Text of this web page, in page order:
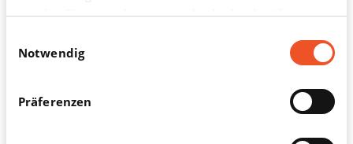
werden Sie normalerweise nicht direkt identifiziert.
Erlebnis geboten werden. Da wir Ihr Recht auf
entscheiden, bestimmte Arten von Cookies nicht
zulassen. Klicken Sie in der Cookie-Liste auf die
Notwendig
Präferenzen
Weiterlesen
Dauer der Hormontherapie bei Prostatakarzinom